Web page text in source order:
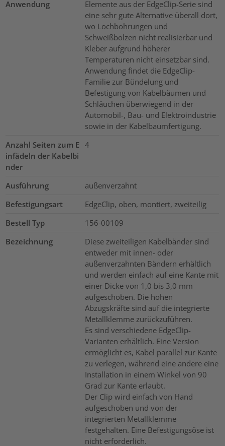
Anwendung
Elemente aus der EdgeClip-Serie sind
eine sehr gute Alternative überall dort,
wo Lochbohrungen und
Schweißbolzen nicht realisierbar und
Kleber aufgrund höherer
Temperaturen nicht einsetzbar sind.
Anwendung findet die EdgeClip-
Familie zur Bündelung und
Befestigung von Kabelbäumen und
Schläuchen überwiegend in der
Automobil-, Bau- und Elektroindustrie
sowie in der Kabelbaumfertigung.
Anzahl Seiten zum E
infädeln der Kabelbi
nder
4
Ausführung
außenverzahnt
Befestigungsart
EdgeClip, oben, montiert, zweiteilig
Bestell Typ
156-00109
Bezeichnung
Diese zweiteiligen Kabelbänder sind
entweder mit innen- oder
außenverzahnten Bändern erhältlich
und werden einfach auf eine Kante mit
einer Dicke von 1,0 bis 3,0 mm
aufgeschoben. Die hohen
Abzugskräfte sind auf die integrierte
Metallklemme zurückzuführen.
Es sind verschiedene EdgeClip-
Varianten erhältlich. Eine Version
ermöglicht es, Kabel parallel zur Kante
zu verlegen, während eine andere eine
Installation in einem Winkel von 90
Grad zur Kante erlaubt.
Der Clip wird einfach von Hand
aufgeschoben und von der
integrierten Metallklemme
festgehalten. Eine Befestigungsöse ist
nicht erforderlich.